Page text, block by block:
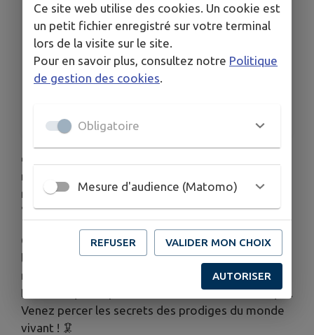
DATES
Du sam. 21 juin au dim. 31 août
TARIFS
Entrée libre et gratuite
🌿 Qui détient le record de longévité dans le
règne végétal ? Quel animal court le plus vite ? La
nature regorge de champions hors du commun !
🏆
Cet été, la bibliothèque vous invite à explorer
l’extraordinaire exposition "Records dans la
nature", conçue par Double Hélice et prêtée par la
Bibliothèque Départementale de Loire-Atlantique.
Venez percer les secrets des prodiges du monde
vivant ! 🦑
Ce site web utilise des cookies. Un cookie est
un petit fichier enregistré sur votre terminal
lors de la visite sur le site.
Pour en savoir plus, consultez notre Politique
de gestion des cookies
Obligatoire
Mesure d'audience (Matomo)
REFUSER VALIDER MON CHOIX
AUTORISER